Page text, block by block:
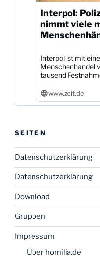
Interpol:
nimmt viele
Interpol ist mit
Menschenhandel
tausend
www.zeit.de
SEITEN
Datenschutzerklärung
Datenschutzerklärung
Download
Gruppen
Impressum
Über homilia.de